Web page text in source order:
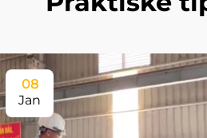
08
Jan